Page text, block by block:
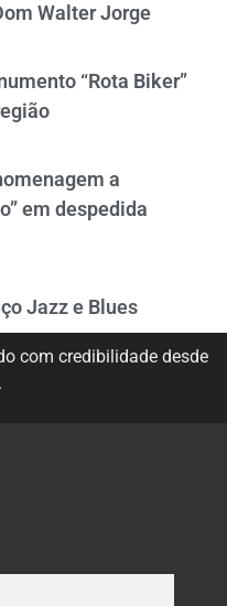
Walter Jorge
“Rota Biker”
a
em despedida
Jazz e Blues
com credibilidade desde